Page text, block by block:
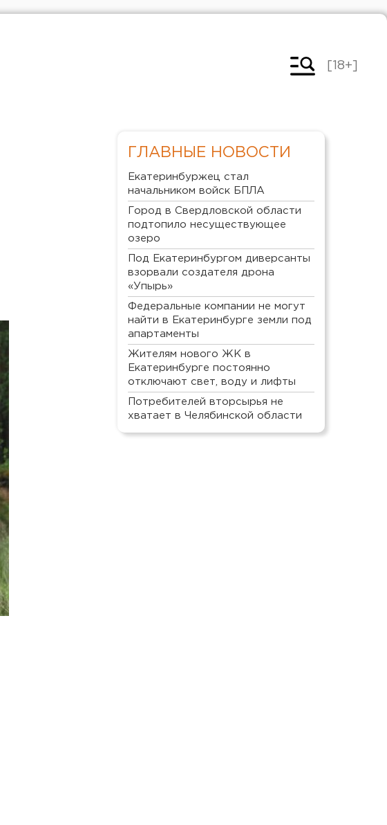
[18+]
ГЛАВНЫЕ НОВОСТИ
Екатеринбуржец стал
начальником войск БПЛА
Город в Свердловской области
подтопило несуществующее
озеро
Под Екатеринбургом диверсанты
взорвали создателя дрона
«Упырь»
Федеральные компании не могут
найти в Екатеринбурге земли под
апартаменты
Жителям нового ЖК в
Екатеринбурге постоянно
отключают свет, воду и лифты
Потребителей вторсырья не
хватает в Челябинской области